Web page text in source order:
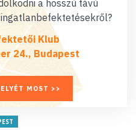
a hosszú távú
Klub
24., Budapest
MOST >>